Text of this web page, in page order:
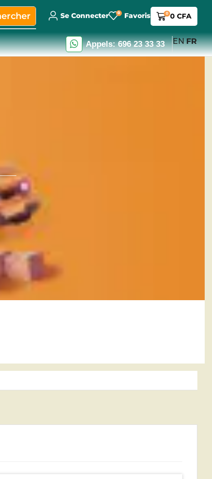
Se Connecter 0 Favoris 0 0 CFA
Appels: 696 23 33 33 EN FR